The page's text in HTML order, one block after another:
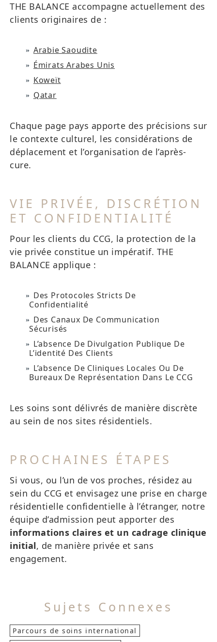
THE BALANCE accompagne actuellement des
clients originaires de :
Arabie Saoudite
Émirats Arabes Unis
Koweït
Qatar
Chaque page pays apporte des précisions sur
le contexte culturel, les considérations de
déplacement et l’organisation de l’après-
cure.
VIE PRIVÉE, DISCRÉTION
ET CONFIDENTIALITÉ
Pour les clients du CCG, la protection de la
vie privée constitue un impératif. THE
BALANCE applique :
Des Protocoles Stricts De
Confidentialité
Des Canaux De Communication
Sécurisés
L’absence De Divulgation Publique De
L’identité Des Clients
L’absence De Cliniques Locales Ou De
Bureaux De Représentation Dans Le CCG
Les soins sont délivrés de manière discrète
au sein de nos sites résidentiels.
PROCHAINES ÉTAPES
Si vous, ou l’un de vos proches, résidez au
sein du CCG et envisagez une prise en charge
résidentielle confidentielle à l’étranger, notre
équipe d’admission peut apporter des
informations claires et un cadrage clinique
initial, de manière privée et sans
engagement.
Sujets Connexes
Parcours de soins international